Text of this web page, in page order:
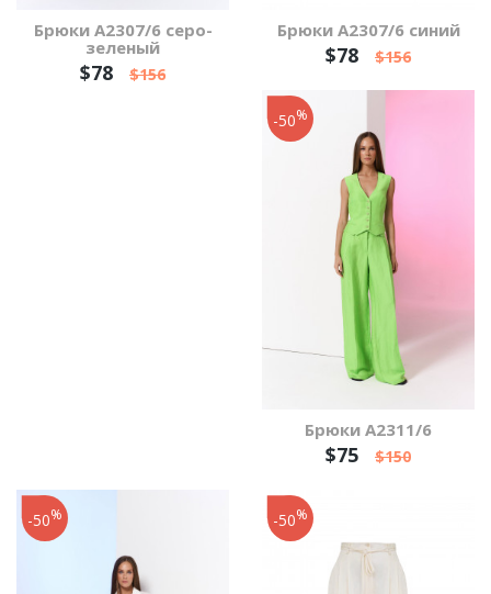
Брюки А2307/6 серо-
зеленый
$78 $156
Брюки А2307/6 синий
$78 $156
Брюки А2311/6
$75 $150
-50%
-50% -50%